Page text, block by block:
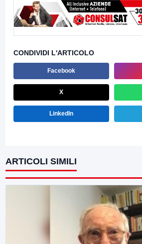
CONDIVIDI L'ARTICOLO
Facebook
X
LinkedIn
ARTICOLI SIMILI